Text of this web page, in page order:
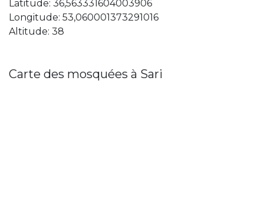
Latitude: 36,563331604003906
Longitude: 53,060001373291016
Altitude: 38
Carte des mosquées à Sari